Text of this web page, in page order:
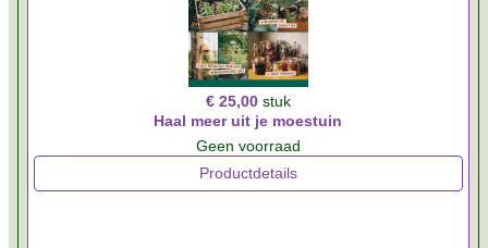
€ 25,00 stuk
Haal meer uit je moestuin
Geen voorraad
Productdetails